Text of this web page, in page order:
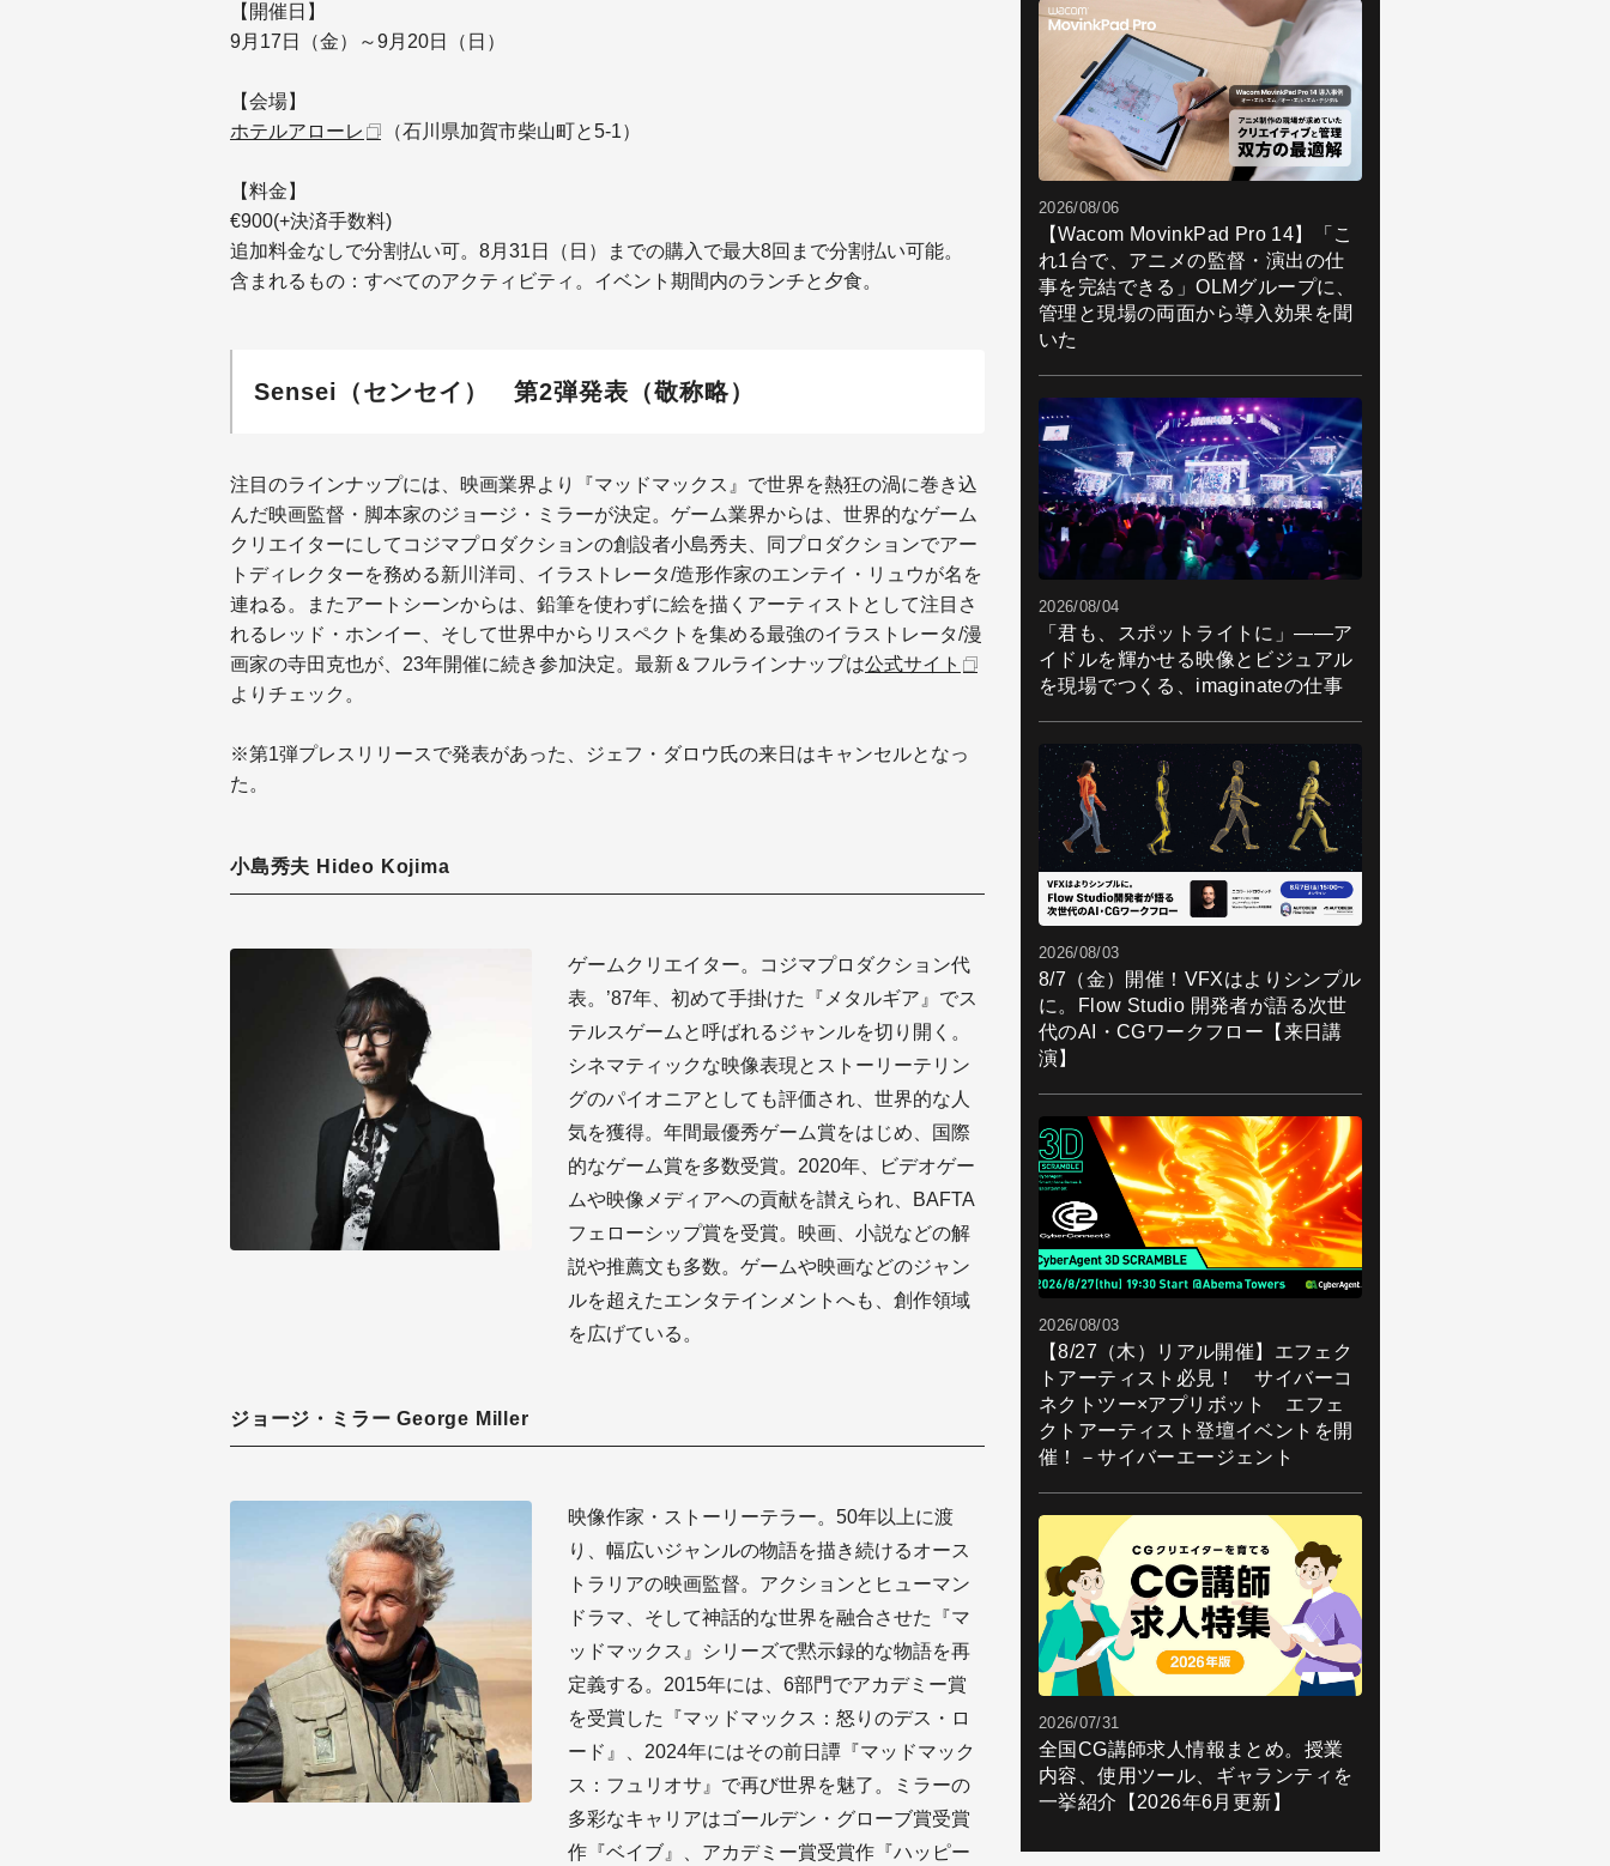
【開催日】
9月17日（金）～9月20日（日）
【会場】
ホテルアローレ
（石川県加賀市柴山町と5-1）
【料金】
€900(+決済手数料)
追加料金なしで分割払い可。8月31日（日）までの購入で最大8回まで分割払い可能。
含まれるもの：すべてのアクティビティ。イベント期間内のランチと夕食。
Sensei（センセイ） 第2弾発表（敬称略）
注目のラインナップには、映画業界より『マッドマックス』で世界を熱狂の渦に巻き込
んだ映画監督・脚本家のジョージ・ミラーが決定。ゲーム業界からは、世界的なゲーム
クリエイターにしてコジマプロダクションの創設者小島秀夫、同プロダクションでアー
トディレクターを務める新川洋司、イラストレータ/造形作家のエンテイ・リュウが名を
連ねる。またアートシーンからは、鉛筆を使わずに絵を描くアーティストとして注目さ
れるレッド・ホンイー、そして世界中からリスペクトを集める最強のイラストレータ/漫
画家の寺田克也が、23年開催に続き参加決定。最新＆フルラインナップは公式サイト
よりチェック。
※第1弾プレスリリースで発表があった、ジェフ・ダロウ氏の来日はキャンセルとなっ
た。
小島秀夫 Hideo Kojima
ゲームクリエイター。コジマプロダクション代
表。’87年、初めて手掛けた『メタルギア』でス
テルスゲームと呼ばれるジャンルを切り開く。
シネマティックな映像表現とストーリーテリン
グのパイオニアとしても評価され、世界的な人
気を獲得。年間最優秀ゲーム賞をはじめ、国際
的なゲーム賞を多数受賞。2020年、ビデオゲー
ムや映像メディアへの貢献を讃えられ、BAFTA
フェローシップ賞を受賞。映画、小説などの解
説や推薦文も多数。ゲームや映画などのジャン
ルを超えたエンタテインメントへも、創作領域
を広げている。
ジョージ・ミラー George Miller
映像作家・ストーリーテラー。50年以上に渡
り、幅広いジャンルの物語を描き続けるオース
トラリアの映画監督。アクションとヒューマン
ドラマ、そして神話的な世界を融合させた『マ
ッドマックス』シリーズで黙示録的な物語を再
定義する。2015年には、6部門でアカデミー賞
を受賞した『マッドマックス：怒りのデス・ロ
ード』、2024年にはその前日譚『マッドマック
ス：フュリオサ』で再び世界を魅了。ミラーの
多彩なキャリアはゴールデン・グローブ賞受賞
作『ベイブ』、アカデミー賞受賞作『ハッピー
2026/08/06
【Wacom MovinkPad Pro 14】「こ
れ1台で、アニメの監督・演出の仕
事を完結できる」OLMグループに、
管理と現場の両面から導入効果を聞
いた
2026/08/04
「君も、スポットライトに」――ア
イドルを輝かせる映像とビジュアル
を現場でつくる、imaginateの仕事
2026/08/03
8/7（金）開催！VFXはよりシンプル
に。Flow Studio 開発者が語る次世
代のAI・CGワークフロー【来日講
演】
2026/08/03
【8/27（木）リアル開催】エフェク
トアーティスト必見！ サイバーコ
ネクトツー×アプリボット エフェ
クトアーティスト登壇イベントを開
催！－サイバーエージェント
2026/07/31
全国CG講師求人情報まとめ。授業
内容、使用ツール、ギャランティを
一挙紹介【2026年6月更新】